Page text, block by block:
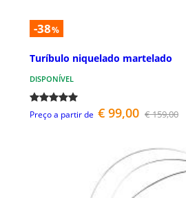
-38%
Turíbulo niquelado martelado
DISPONÍVEL
Preço a partir de € 99,00 € 159,00